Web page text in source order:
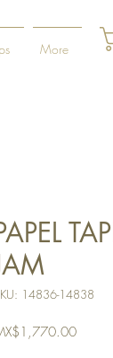
More
14836-14838
Price